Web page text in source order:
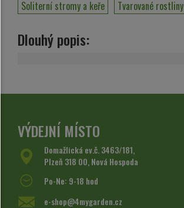
Soliterní stromy a keře
Tvarované rostliny
Dlouhý popis:
VÝDEJNÍ MÍSTO
Domažlická ev.č. 3463/181,
Plzeň 318 00, Nová Hospoda
Po-Ne: 9-18 hod
e-shop@4mygarden.cz